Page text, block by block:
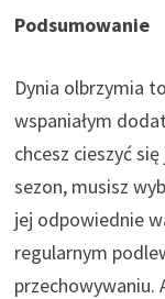
Podsumowanie
Dynia olbrzymia
wspaniałym
chcesz cieszyć
sezon, musisz
jej odpowiednie
regularnym
przechowywaniu.